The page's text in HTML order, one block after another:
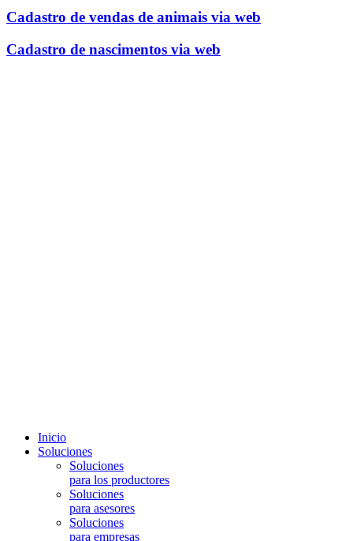
Cadastro de vendas de animais via web
Cadastro de nascimentos via web
Inicio
Soluciones
Soluciones
para los productores
Soluciones
para asesores
Soluciones
para empresas